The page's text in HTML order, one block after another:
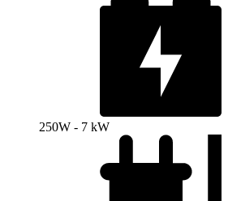
250W - 7 kW